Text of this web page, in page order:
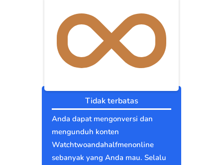
Tidak terbatas
Anda dapat mengonversi dan
mengunduh konten
Watchtwoandahalfmenonline
sebanyak yang Anda mau. Selalu